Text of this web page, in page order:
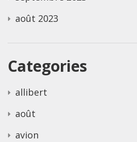
août 2023
Categories
allibert
août
avion